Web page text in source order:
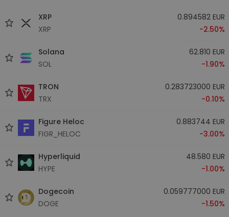
XRP
XRP
0.894582 EUR
-2.50%
Solana
SOL
62.810 EUR
-1.90%
TRON
TRX
0.283723000 EUR
-0.10%
Figure Heloc
FIGR_HELOC
0.883744 EUR
-3.00%
Hyperliquid
HYPE
48.580 EUR
-1.00%
Dogecoin
DOGE
0.059777000 EUR
-1.50%